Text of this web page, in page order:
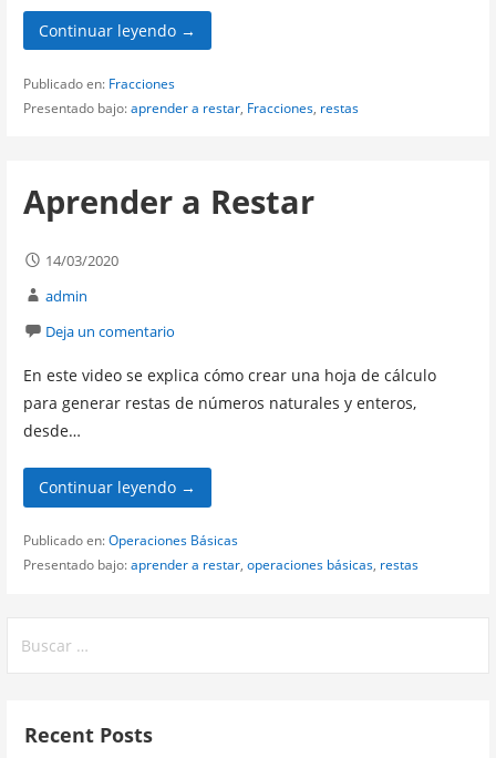
Continuar leyendo →
Publicado en: Fracciones
Presentado bajo:aprender a restar, Fracciones, restas
Aprender a Restar
14/03/2020
admin
Deja un comentario
En este video se explica cómo crear una hoja de cálculo
para generar restas de números naturales y enteros,
desde…
Continuar leyendo →
Publicado en:Operaciones Básicas
Presentado bajo:aprender a restar, operaciones básicas, restas
Recent Posts